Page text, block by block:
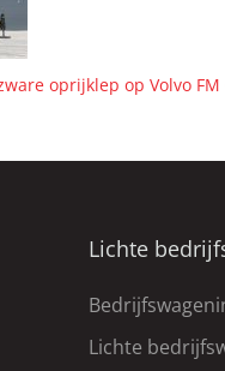
oprijklep op Volvo FM
Lichte
Lichte